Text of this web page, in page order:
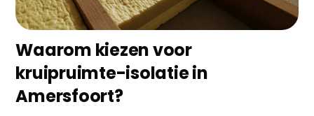
Waarom kiezen voor
kruipruimte-isolatie in
Amersfoort?